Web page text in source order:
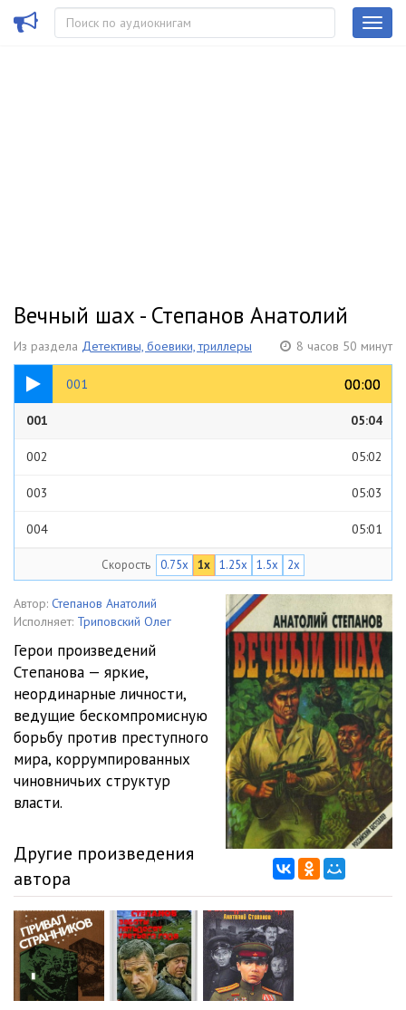
Вечный шах - Степанов Анатолий
Из раздела Детективы, боевики, триллеры 8 часов 50 минут
001 00:00
00:00
05:04
001 05:04
002 05:02
003 05:03
004 05:01
006
05:03
008 05:02
009 05:02
010 05:00
011 05:03
05:01
013
015
016
017
Скорость 0.75x 1x 1.25x 1.5x 2x
Автор: Степанов Анатолий
Исполняет: Триповский Олег
Герои произведений
Степанова — яркие,
неординарные личности,
ведущие бескомпромисную
борьбу против преступного
мира, коррумпированных
чиновничьих структур
власти.
Другие произведения
автора